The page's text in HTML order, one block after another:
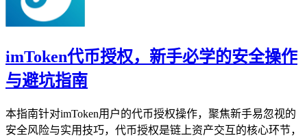
imToken代币授权，新手必学的安全操作
与避坑指南
本指南针对imToken用户的代币授权操作，聚焦新手易忽视的
安全风险与实用技巧，代币授权是链上资产交互的核心环节，